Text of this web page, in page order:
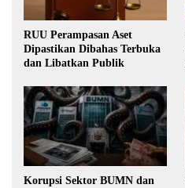
RUU Perampasan Aset
Dipastikan Dibahas Terbuka
dan Libatkan Publik
Korupsi Sektor BUMN dan